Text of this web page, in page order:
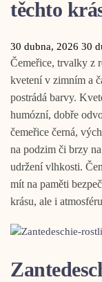
těchto
30 dubna, 2026 30
Čemeřice, trvalky z
kvetení v zimním a
postrádá barvy.
humózní, dobře
čemeřice černá,
na podzim či brzy
udržení vlhkosti.
mít na paměti
krásu, ale i